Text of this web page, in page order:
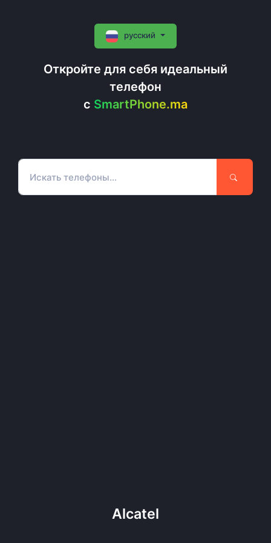
Откройте для себя идеальный
телефон
c SmartPhone.ma
русский
Alcatel